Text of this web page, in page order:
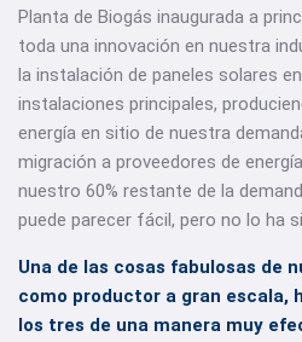
Planta de Biogás inaugurada a
toda una innovación en nuestra
la instalación de paneles solares
instalaciones principales,
energía en sitio de nuestra
migración a proveedores de
nuestro 60% restante de la
puede parecer fácil, pero no lo ha
Una de las cosas fabulosas de
como productor a gran escala,
los tres de una manera muy